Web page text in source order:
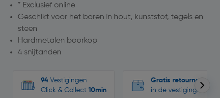
* Exclusief online
Geschikt voor het boren in hout, kunststof, tegels en
steen
Hardmetalen boorkop
4 snijtanden
94 Vestigingen
Click & Collect 10min
Gratis retourneren
in de vestigingen